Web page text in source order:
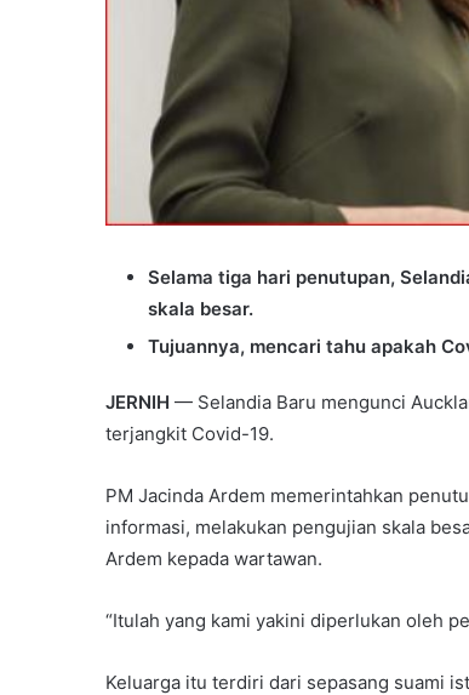
Selama tiga hari penutupan,
skala besar.
Tujuannya, mencari tahu apakah
JERNIH — Selandia Baru mengunci
terjangkit Covid-19.
PM Jacinda Ardem memerintahkan
informasi, melakukan pengujian skala
Ardem kepada wartawan.
“Itulah yang kami yakini diperlukan oleh
Keluarga itu terdiri dari sepasang suami